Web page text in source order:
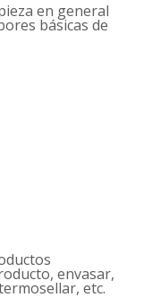
en general
básicas de
envasar,
etc.